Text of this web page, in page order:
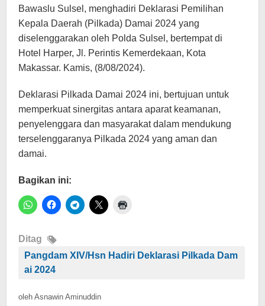
Bawaslu Sulsel, menghadiri Deklarasi Pemilihan
Kepala Daerah (Pilkada) Damai 2024 yang
diselenggarakan oleh Polda Sulsel, bertempat di
Hotel Harper, Jl. Perintis Kemerdekaan, Kota
Makassar. Kamis, (8/08/2024).
Deklarasi Pilkada Damai 2024 ini, bertujuan untuk
memperkuat sinergitas antara aparat keamanan,
penyelenggara dan masyarakat dalam mendukung
terselenggaranya Pilkada 2024 yang aman dan
damai.
Bagikan ini:
Ditag
Pangdam XIV/Hsn Hadiri Deklarasi Pilkada Dam
ai 2024
oleh Asnawin Aminuddin